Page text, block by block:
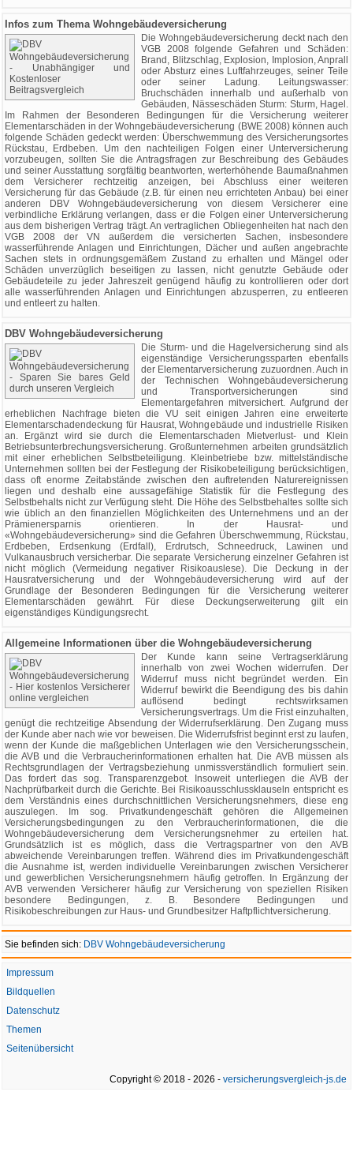
Infos zum Thema Wohngebäudeversicherung
Die Wohngebäudeversicherung deckt nach den
VGB 2008 folgende Gefahren und Schäden:
Brand, Blitzschlag, Explosion, Implosion, Anprall
oder Absturz eines Luftfahrzeuges, seiner Teile
oder seiner Ladung. Leitungswasser:
Bruchschäden innerhalb und außerhalb von
Gebäuden, Nässeschäden Sturm: Sturm, Hagel.
Im Rahmen der Besonderen Bedingungen für die Versicherung weiterer
Elementarschäden in der Wohngebäudeversicherung (BWE 2008) können auch
folgende Schäden gedeckt werden: Überschwemmung des Versicherungsortes
Rückstau, Erdbeben. Um den nachteiligen Folgen einer Unterversicherung
vorzubeugen, sollten Sie die Antragsfragen zur Beschreibung des Gebäudes
und seiner Ausstattung sorgfältig beantworten, werterhöhende Baumaßnahmen
dem Versicherer rechtzeitig anzeigen, bei Abschluss einer weiteren
Versicherung für das Gebäude (z.B. für einen neu errichteten Anbau) bei einer
anderen DBV Wohngebäudeversicherung von diesem Versicherer eine
verbindliche Erklärung verlangen, dass er die Folgen einer Unterversicherung
aus dem bisherigen Vertrag trägt. An vertraglichen Obliegenheiten hat nach den
VGB 2008 der VN außerdem die versicherten Sachen, insbesondere
wasserführende Anlagen und Einrichtungen, Dächer und außen angebrachte
Sachen stets in ordnungsgemäßem Zustand zu erhalten und Mängel oder
Schäden unverzüglich beseitigen zu lassen, nicht genutzte Gebäude oder
Gebäudeteile zu jeder Jahreszeit genügend häufig zu kontrollieren oder dort
alle wasserführenden Anlagen und Einrichtungen abzusperren, zu entleeren
und entleert zu halten.
DBV Wohngebäudeversicherung
Die Sturm- und die Hagelversicherung sind als
eigenständige Versicherungssparten ebenfalls
der Elementarversicherung zuzuordnen. Auch in
der Technischen Wohngebäudeversicherung
und Transportversicherungen sind
Elementargefahren mitversichert. Aufgrund der
erheblichen Nachfrage bieten die VU seit einigen Jahren eine erweiterte
Elementarschadendeckung für Hausrat, Wohngebäude und industrielle Risiken
an. Ergänzt wird sie durch die Elementarschaden Mietverlust- und Klein
Betriebsunterbrechungsversicherung. Großunternehmen arbeiten grundsätzlich
mit einer erheblichen Selbstbeteiligung. Kleinbetriebe bzw. mittelständische
Unternehmen sollten bei der Festlegung der Risikobeteiligung berücksichtigen,
dass oft enorme Zeitabstände zwischen den auftretenden Naturereignissen
liegen und deshalb eine aussagefähige Statistik für die Festlegung des
Selbstbehalts nicht zur Verfügung steht. Die Höhe des Selbstbehaltes sollte sich
wie üblich an den finanziellen Möglichkeiten des Unternehmens und an der
Prämienersparnis orientieren. In der Hausrat- und
«Wohngebäudeversicherung» sind die Gefahren Überschwemmung, Rückstau,
Erdbeben, Erdsenkung (Erdfall), Erdrutsch, Schneedruck, Lawinen und
Vulkanausbruch versicherbar. Die separate Versicherung einzelner Gefahren ist
nicht möglich (Vermeidung negativer Risikoauslese). Die Deckung in der
Hausratversicherung und der Wohngebäudeversicherung wird auf der
Grundlage der Besonderen Bedingungen für die Versicherung weiterer
Elementarschäden gewährt. Für diese Deckungserweiterung gilt ein
eigenständiges Kündigungsrecht.
Allgemeine Informationen über die Wohngebäudeversicherung
Der Kunde kann seine Vertragserklärung
innerhalb von zwei Wochen widerrufen. Der
Widerruf muss nicht begründet werden. Ein
Widerruf bewirkt die Beendigung des bis dahin
auflösend bedingt rechtswirksamen
Versicherungsvertrags. Um die Frist einzuhalten,
genügt die rechtzeitige Absendung der Widerrufserklärung. Den Zugang muss
der Kunde aber nach wie vor beweisen. Die Widerrufsfrist beginnt erst zu laufen,
wenn der Kunde die maßgeblichen Unterlagen wie den Versicherungsschein,
die AVB und die Verbraucherinformationen erhalten hat. Die AVB müssen als
Rechtsgrundlagen der Vertragsbeziehung unmissverständlich formuliert sein.
Das fordert das sog. Transparenzgebot. Insoweit unterliegen die AVB der
Nachprüfbarkeit durch die Gerichte. Bei Risikoausschlussklauseln entspricht es
dem Verständnis eines durchschnittlichen Versicherungsnehmers, diese eng
auszulegen. Im sog. Privatkundengeschäft gehören die Allgemeinen
Versicherungsbedingungen zu den Verbraucherinformationen, die die
Wohngebäudeversicherung dem Versicherungsnehmer zu erteilen hat.
Grundsätzlich ist es möglich, dass die Vertragspartner von den AVB
abweichende Vereinbarungen treffen. Während dies im Privatkundengeschäft
die Ausnahme ist, werden individuelle Vereinbarungen zwischen Versicherer
und gewerblichen Versicherungsnehmern häufig getroffen. In Ergänzung der
AVB verwenden Versicherer häufig zur Versicherung von speziellen Risiken
besondere Bedingungen, z. B. Besondere Bedingungen und
Risikobeschreibungen zur Haus- und Grundbesitzer Haftpflichtversicherung.
Sie befinden sich: DBV Wohngebäudeversicherung
Impressum
Bildquellen
Datenschutz
Themen
Seitenübersicht
Copyright © 2018 - 2026 - versicherungsvergleich-js.de